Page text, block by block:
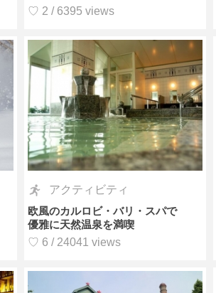
♡ 2 / 6395 views
アクティビティ
欧風のカルロビ・バリ・スパで
優雅に天然温泉を満喫
♡ 6 / 24041 views